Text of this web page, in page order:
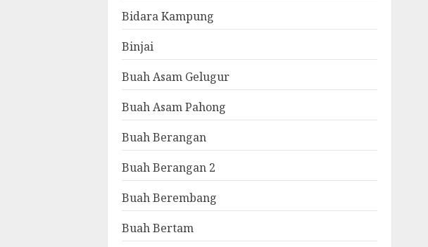
Bidara Kampung
Binjai
Buah Asam Gelugur
Buah Asam Pahong
Buah Berangan
Buah Berangan 2
Buah Berembang
Buah Bertam